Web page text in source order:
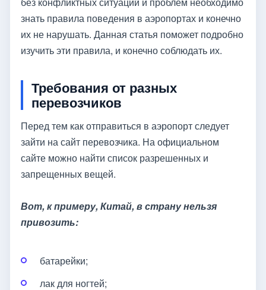
знать правила поведения в аэропортах и конечно
их не нарушать. Данная статья поможет подробно
изучить эти правила, и конечно соблюдать их.
Требования от разных
перевозчиков
Перед тем как отправиться в аэропорт следует
зайти на сайт перевозчика. На официальном
сайте можно найти список разрешенных и
запрещенных вещей.
Вот, к примеру, Китай, в страну нельзя
привозить:
батарейки;
лак для ногтей;